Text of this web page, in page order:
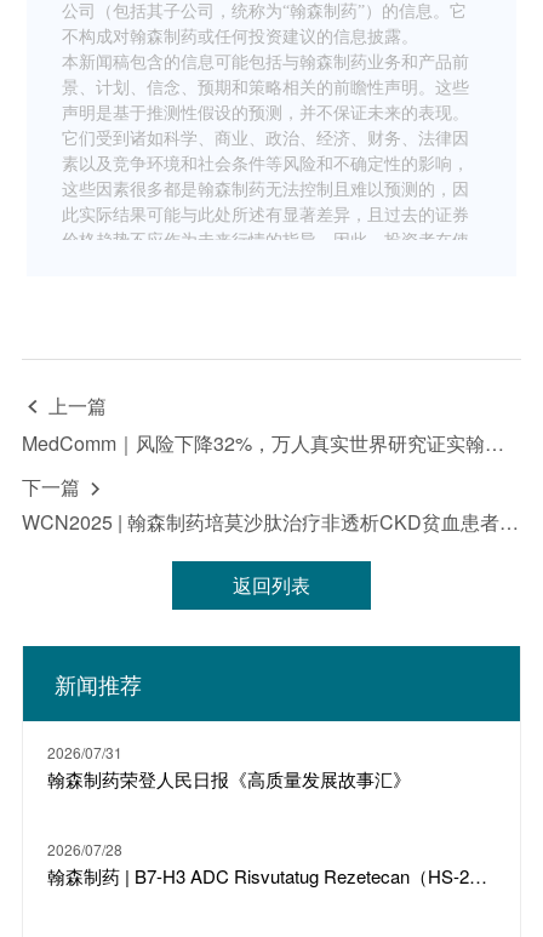
公司（包括其子公司，统称为“翰森制药”）的信息。它
不构成对翰森制药或任何投资建议的信息披露。
本新闻稿包含的信息可能包括与翰森制药业务和产品前
景、计划、信念、预期和策略相关的前瞻性声明。这些
声明是基于推测性假设的预测，并不保证未来的表现。
它们受到诸如科学、商业、政治、经济、财务、法律因
素以及竞争环境和社会条件等风险和不确定性的影响，
这些因素很多都是翰森制药无法控制且难以预测的，因
此实际结果可能与此处所述有显著差异，且过去的证券
价格趋势不应作为未来行情的指导。因此，投资者在使
完整性，并且不承担更新或修订这些前瞻性声明的义
务。无论是翰森制药还是其任何董事、员工或代理人，
也不对因依赖本新闻稿中提供的信息而产生的任何损失
或损害负责，包括但不限于直接、偶然、间接或惩罚性
 上一篇
MedComm｜风险下降32%，万人真实世界研究证实翰森制药GLP-1RA孚来美
下一篇 
WCN2025 | 翰森制药培莫沙肽治疗非透析CKD贫血患者的III期临床研究事后分析发布
返回列表
新闻推荐
2026/07/31
翰森制药荣登人民日报《高质量发展故事汇》
2026/07/28
翰森制药 | B7-H3 ADC Risvutatug Rezetecan（HS-20093）骨肉瘤III期临床ARTEMIS-011达到IRC-PFS主要终点